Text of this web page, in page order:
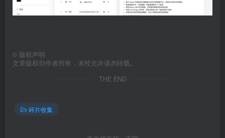
© 版权声明
文章版权归作者所有，未经允许请勿转载。
THE END
碎片收集